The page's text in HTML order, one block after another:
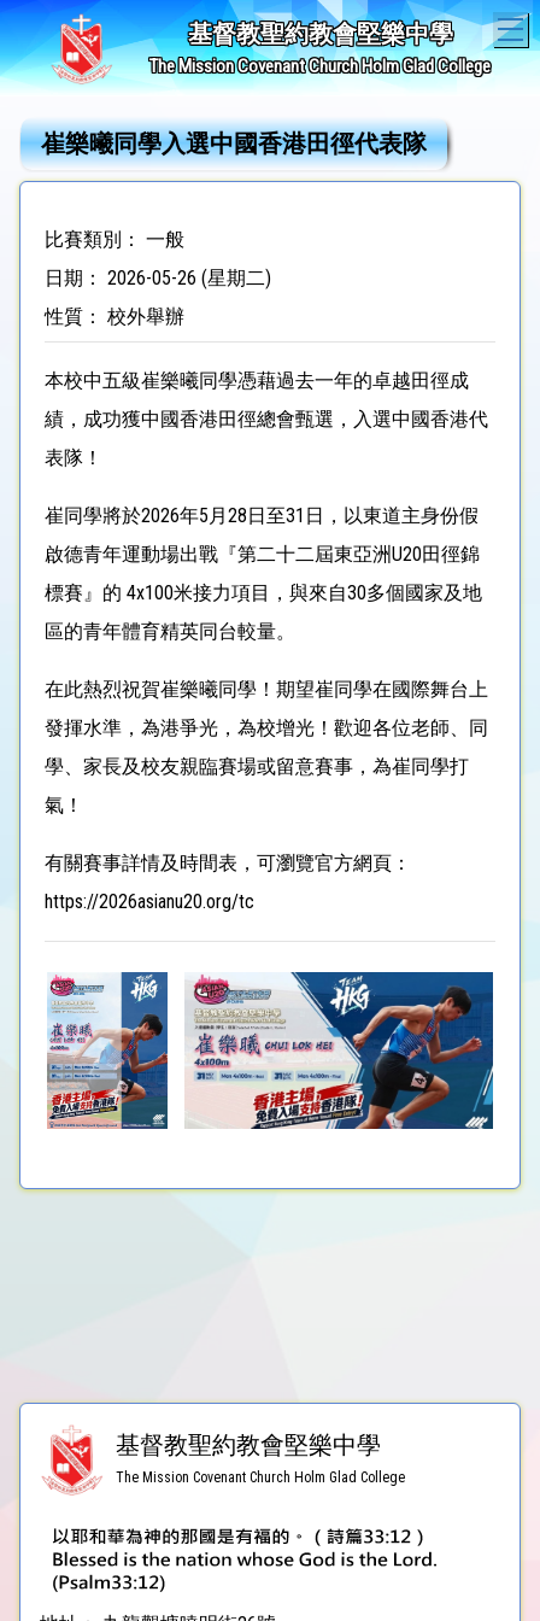
基督教聖約教會堅樂中學
The Mission Covenant Church Holm Glad College
崔樂曦同學入選中國香港田徑代表隊
比賽類別： 一般
日期： 2026-05-26 (星期二)
性質： 校外舉辦
本校中五級崔樂曦同學憑藉過去一年的卓越田徑成
績，成功獲中國香港田徑總會甄選，入選中國香港代
表隊！
崔同學將於2026年5月28日至31日，以東道主身份假
啟德青年運動場出戰『第二十二屆東亞洲U20田徑錦
標賽』的 4x100米接力項目，與來自30多個國家及地
區的青年體育精英同台較量。
在此熱烈祝賀崔樂曦同學！期望崔同學在國際舞台上
發揮水準，為港爭光，為校增光！歡迎各位老師、同
學、家長及校友親臨賽場或留意賽事，為崔同學打
氣！
有關賽事詳情及時間表，可瀏覽官方網頁：
https://2026asianu20.org/tc
基督教聖約教會堅樂中學
The Mission Covenant Church Holm Glad College